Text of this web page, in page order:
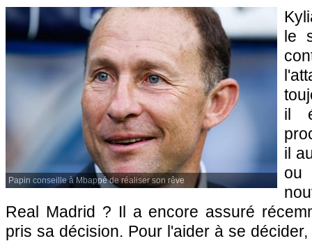
Papin conseille à Mbappé de réaliser son rêve
le
il
il
Real Madrid ? Il a encore assuré
pris sa décision. Pour l'aider à se